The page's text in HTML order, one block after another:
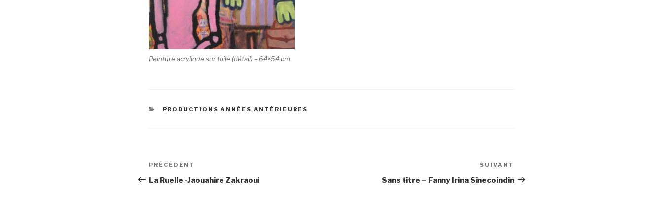
Peinture acrylique sur toile (détail) – 64×54 cm
CATÉGORIES
PRODUCTIONS ANNÉES ANTÉRIEURES
Navigation
de
Article
précédent
PRÉCÉDENT
La Ruelle -Jaouahire Zakraoui
suivant
SUIVANT
Sans titre – Fanny Irina Sinecoindin